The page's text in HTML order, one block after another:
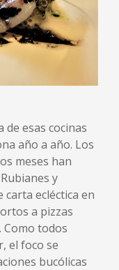
de esas cocinas
año a año. Los
meses han
y
carta ecléctica en
a pizzas
Como todos
el foco se
bucólicas